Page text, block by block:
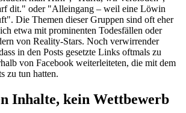
dit." oder "Alleingang – weil eine Löwin
Die Themen dieser Gruppen sind oft eher
etwa mit prominenten Todesfällen oder
von Reality-Stars. Noch verwirrender
in den Posts gesetzte Links oftmals zu
von Facebook weiterleiteten, die mit dem
zu tun hatten.
Inhalte, kein Wettbewerb